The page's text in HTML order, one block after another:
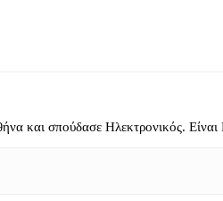
και σπούδασε Ηλεκτρονικός.